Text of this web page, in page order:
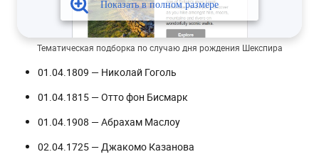
Тематическая подборка по случаю дня рождения Шекспира
01.04.1809 — Николай Гоголь
01.04.1815 — Отто фон Бисмарк
01.04.1908 — Абрахам Маслоу
02.04.1725 — Джакомо Казанова